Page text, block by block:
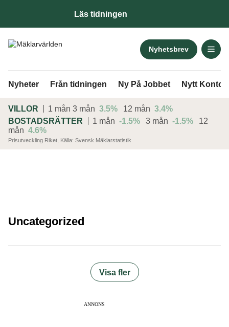
Läs tidningen
Nyhetsbrev
Nyheter Från tidningen Ny På Jobbet Nytt Kontor
VILLOR 1 mån 3 mån 3.5% 12 mån 3.4%
BOSTADSRÄTTER
1 mån -1.5% 3 mån -1.5%
12
mån 4.6%
Prisutveckling Riket, Källa: Svensk Mäklarstatistik
ANNONS
Uncategorized
Visa fler
ANNONS